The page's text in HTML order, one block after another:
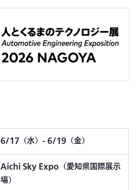
6/17（水）- 6/19（金）
Aichi Sky Expo（愛知県国際展示
場）